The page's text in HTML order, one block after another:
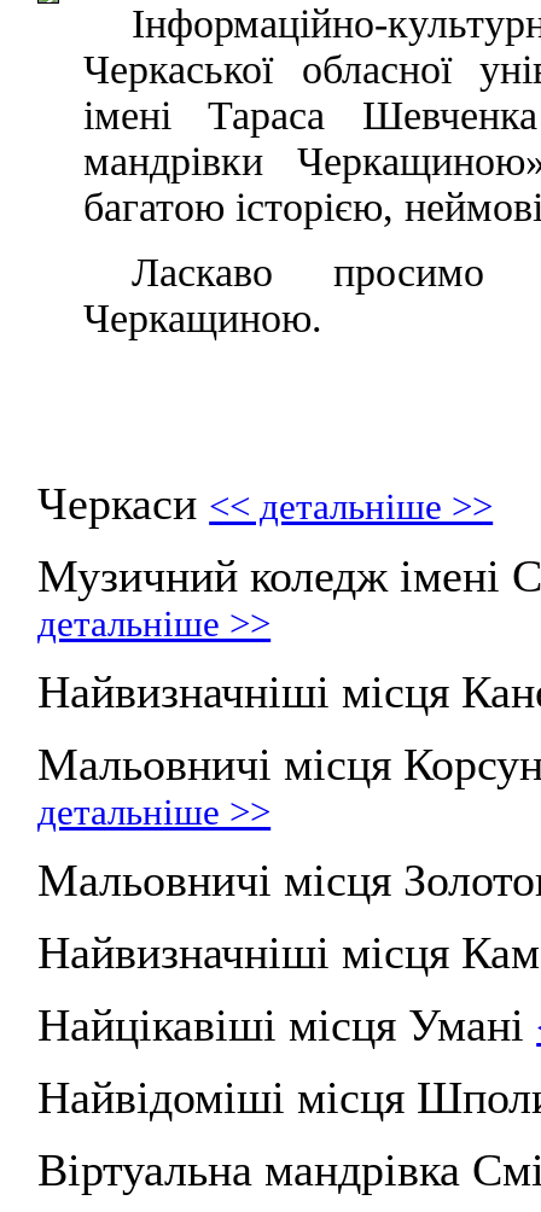
Інформаційно-
Черкаської обласної
імені Тараса
мандрівки
багатою історією,
Ласкаво просимо
Черкащиною.
Черкаси << детальніше >>
Музичний коледж імені
детальніше >>
Найвизначніші місця
Мальовничі місця
детальніше >>
Мальовничі місця
Найвизначніші місця
Найцікавіші місця Умані
Найвідоміші місця
Віртуальна мандрівка